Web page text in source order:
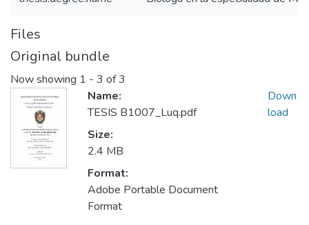
Files
Original bundle
Now showing 1 - 3 of 3
Name:
TESIS B1007_Luq.pdf
Size:
2.4 MB
Format:
Adobe Portable Document
Format
Down
load